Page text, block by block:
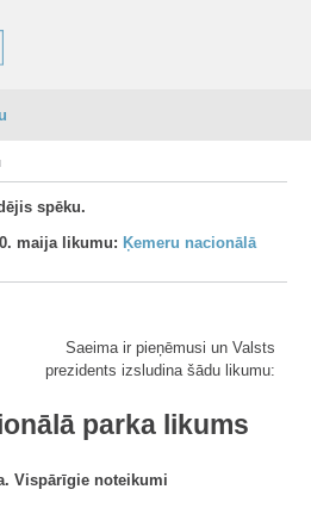
spēku.
maija likumu: Ķemeru nacionālā
Saeima ir pieņēmusi un Valsts
prezidents izsludina šādu likumu:
parka likums
Vispārīgie noteikumi